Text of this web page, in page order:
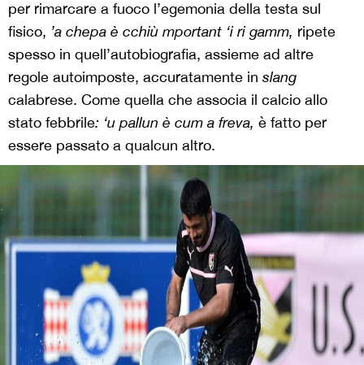
per rimarcare a fuoco l’egemonia della testa sul
fisico, ’a chepa è cchiù mportant ‘i ri gamm, ripete
spesso in quell’autobiografia, assieme ad altre
regole autoimposte, accuratamente in slang
calabrese. Come quella che associa il calcio allo
stato febbrile: ‘u pallun è cum a freva, è fatto per
essere passato a qualcun altro.